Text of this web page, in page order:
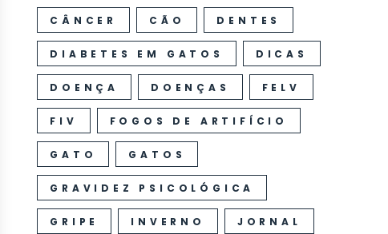
CÂNCER CÃO DENTES
DIABETES EM GATOS DICAS
DOENÇA DOENÇAS FELV
FIV FOGOS DE ARTIFÍCIO
GATO GATOS
GRAVIDEZ PSICOLÓGICA
GRIPE INVERNO JORNAL